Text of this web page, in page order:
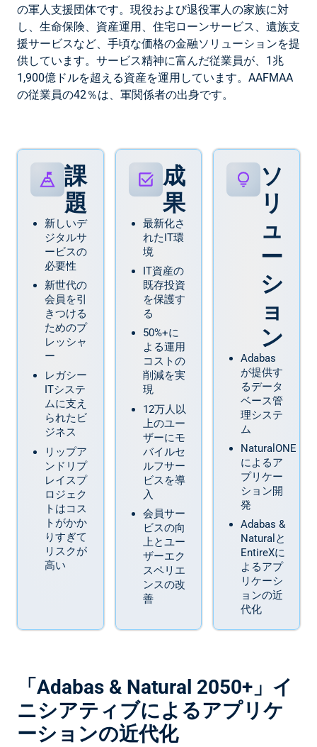
の軍人支援団体です。現役および退役軍人の家族に対
し、生命保険、資産運用、住宅ローンサービス、遺族支
援サービスなど、手頃な価格の金融ソリューションを提
供しています。サービス精神に富んだ従業員が、1兆
1,900億ドルを超える資産を運用しています。AAFMAA
の従業員の42％は、軍関係者の出身です。
課
題
新しいデ
ジタルサ
ービスの
必要性
新世代の
会員を引
きつける
ためのプ
レッシャ
ー
レガシー
ITシステ
ムに支え
られたビ
ジネス
リップア
ンドリプ
レイスプ
ロジェク
トはコス
トがかか
りすぎて
リスクが
高い
成
果
最新化さ
れたIT環
境
IT資産の
既存投資
を保護す
る
50%+に
よる運用
コストの
削減を実
現
12万人以
上のユー
ザーにモ
バイルセ
ルフサー
ビスを導
入
会員サー
ビスの向
上とユー
ザーエク
スペリエ
ンスの改
善
ソ
リ
ュ
ー
シ
ョ
ン
Adabas
が提供す
るデータ
ベース管
理システ
ム
NaturalONE
によるア
プリケー
ション開
発
Adabas &
Naturalと
EntireXに
よるアプ
リケーシ
ョンの近
代化
「Adabas & Natural 2050+」イ
ニシアティブによるアプリケ
ーションの近代化